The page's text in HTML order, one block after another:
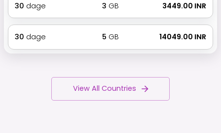
30 dage 3 GB ₹ 3449.00 INR
30 dage 5 GB ₹ 14049.00 INR
View All Countries